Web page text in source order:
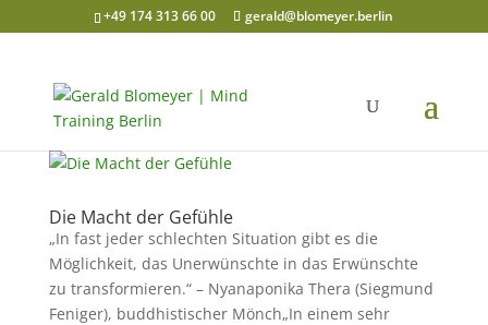
+49 174 313 66 00 gerald@blomeyer.berlin
Die Macht der Gefühle
„In fast jeder schlechten Situation gibt es die
Möglichkeit, das Unerwünschte in das Erwünschte
zu transformieren.“ – Nyanaponika Thera (Siegmund
Feniger), buddhistischer Mönch„In einem sehr